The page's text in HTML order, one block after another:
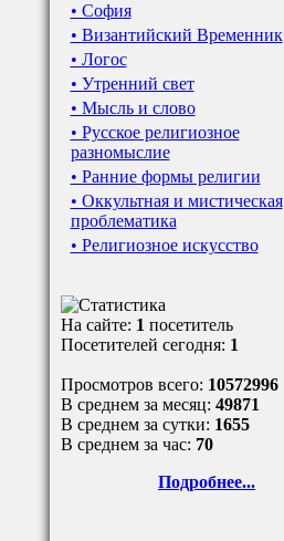
• София
• Византийский Временник
• Логос
• Утренний свет
• Мысль и слово
• Русское религиозное
разномыслие
• Ранние формы религии
• Оккультная и мистическая
проблематика
• Религиозное искусство
На сайте: 1 посетитель
Посетителей сегодня: 1
Просмотров всего: 10572996
В среднем за месяц: 49871
В среднем за сутки: 1655
В среднем за час: 70
Подробнее...